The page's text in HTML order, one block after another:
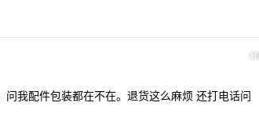
18
我配件包装都在不在。退货这么麻烦 还打电话问